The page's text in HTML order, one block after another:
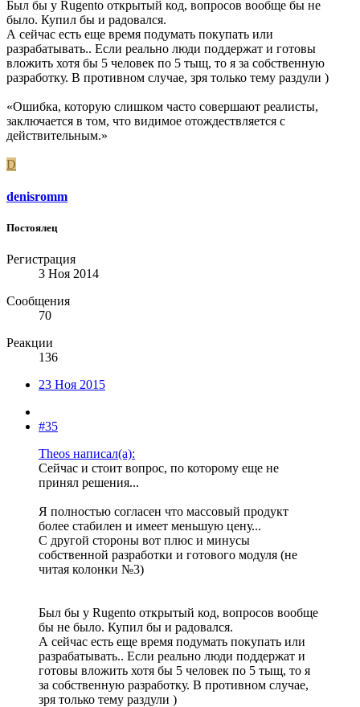
Был бы у Rugento открытый код, вопросов вообще бы не
было. Купил бы и радовался.
А сейчас есть еще время подумать покупать или
разрабатывать.. Если реально люди поддержат и готовы
вложить хотя бы 5 человек по 5 тыщ, то я за собственную
разработку. В противном случае, зря только тему раздули )
«Ошибка, которую слишком часто совершают реалисты,
заключается в том, что видимое отождествляется с
действительным.»
D
denisromm
Постоялец
Регистрация
3 Ноя 2014
Сообщения
70
Реакции
136
23 Ноя 2015
#35
Theos написал(а):
Сейчас и стоит вопрос, по которому еще не
принял решения...
Я полностью согласен что массовый продукт
более стабилен и имеет меньшую цену...
С другой стороны вот плюс и минусы
собственной разработки и готового модуля (не
читая колонки №3)
Был бы у Rugento открытый код, вопросов вообще
бы не было. Купил бы и радовался.
А сейчас есть еще время подумать покупать или
разрабатывать.. Если реально люди поддержат и
готовы вложить хотя бы 5 человек по 5 тыщ, то я
за собственную разработку. В противном случае,
зря только тему раздули )